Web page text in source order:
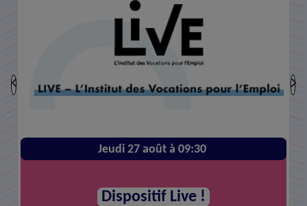
Jeudi 27 août à 09:30
Dispositif Live !